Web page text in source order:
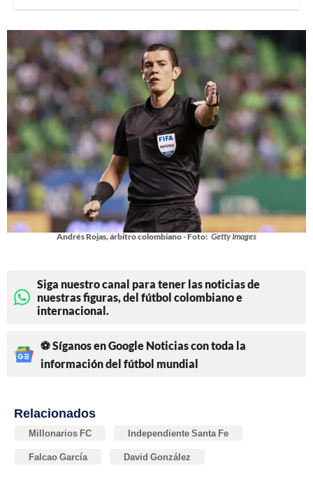
Andrés Rojas, árbitro colombiano - Foto: Getty Images
Siga nuestro canal para tener las noticias de
nuestras figuras, del fútbol colombiano e
internacional.
⚽ Síganos en Google Noticias con toda la
información del fútbol mundial
Relacionados
Millonarios FC Independiente Santa Fe
Falcao García David González